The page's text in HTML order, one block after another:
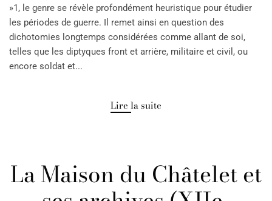
»1, le genre se révèle profondément heuristique pour étudier
les périodes de guerre. Il remet ainsi en question des
dichotomies longtemps considérées comme allant de soi,
telles que les diptyques front et arrière, militaire et civil, ou
encore soldat et...
Lire la suite
La Maison du Châtelet et